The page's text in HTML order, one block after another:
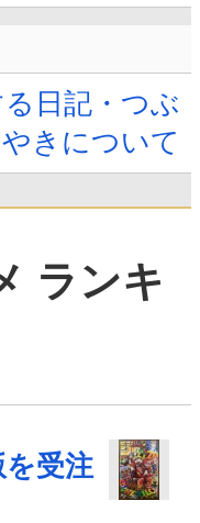
日記・つぶ
やきについて
ランキ
受注